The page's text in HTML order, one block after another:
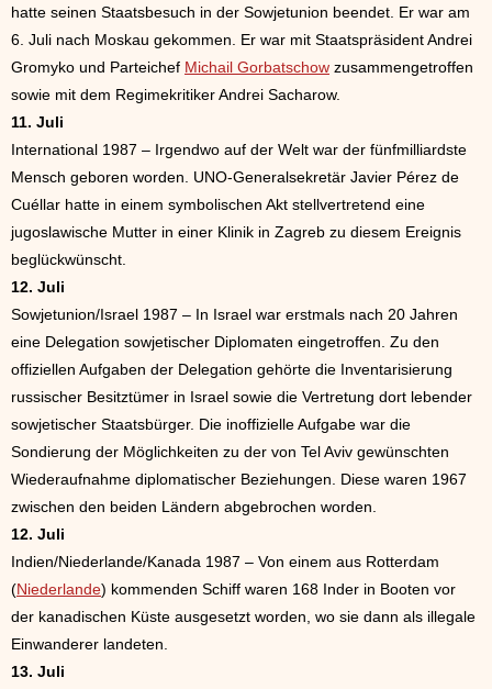
hatte seinen Staatsbesuch in der Sowjetunion beendet. Er war am
6. Juli nach Moskau gekommen. Er war mit Staatspräsident Andrei
Gromyko und Parteichef Michail Gorbatschow zusammengetroffen
sowie mit dem Regimekritiker Andrei Sacharow.
11. Juli
International 1987 – Irgendwo auf der Welt war der fünfmilliardste
Mensch geboren worden. UNO-Generalsekretär Javier Pérez de
Cuéllar hatte in einem symbolischen Akt stellvertretend eine
jugoslawische Mutter in einer Klinik in Zagreb zu diesem Ereignis
beglückwünscht.
12. Juli
Sowjetunion/Israel 1987 – In Israel war erstmals nach 20 Jahren
eine Delegation sowjetischer Diplomaten eingetroffen. Zu den
offiziellen Aufgaben der Delegation gehörte die Inventarisierung
russischer Besitztümer in Israel sowie die Vertretung dort lebender
sowjetischer Staatsbürger. Die inoffizielle Aufgabe war die
Sondierung der Möglichkeiten zu der von Tel Aviv gewünschten
Wiederaufnahme diplomatischer Beziehungen. Diese waren 1967
zwischen den beiden Ländern abgebrochen worden.
12. Juli
Indien/Niederlande/Kanada 1987 – Von einem aus Rotterdam
(Niederlande) kommenden Schiff waren 168 Inder in Booten vor
der kanadischen Küste ausgesetzt worden, wo sie dann als illegale
Einwanderer landeten.
13. Juli